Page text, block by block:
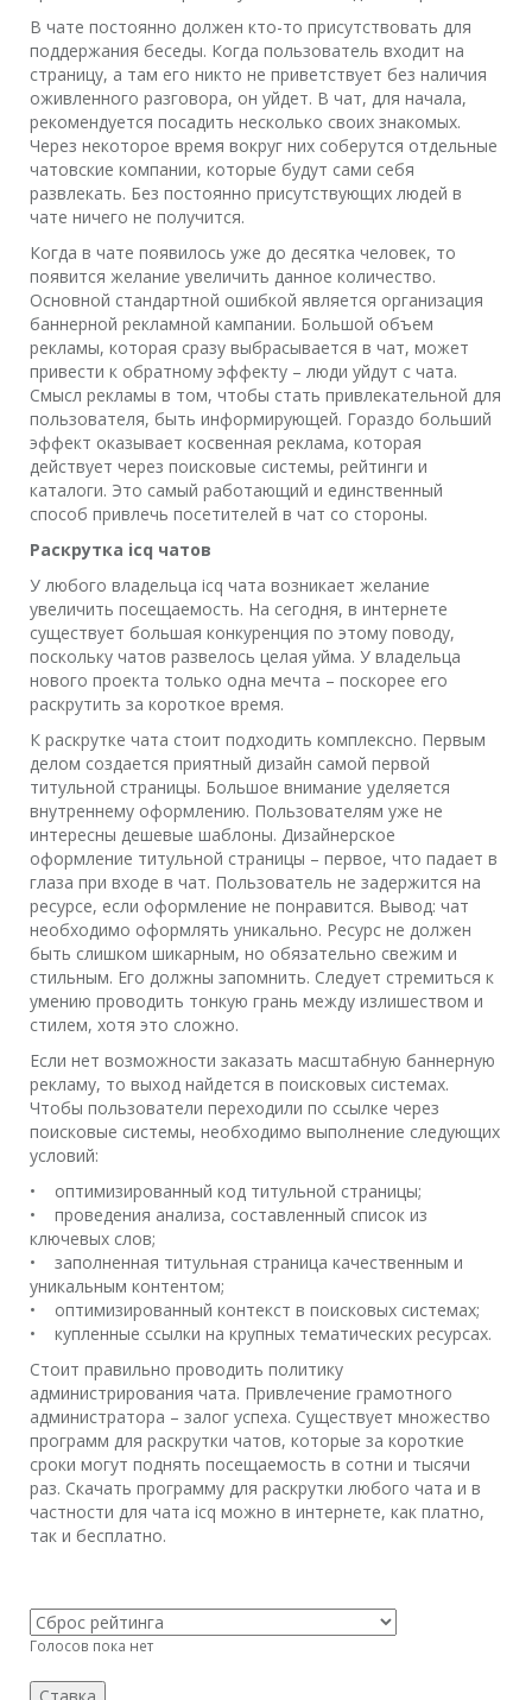
В чате постоянно должен кто-то присутствовать для
поддержания беседы. Когда пользователь входит на
страницу, а там его никто не приветствует без наличия
оживленного разговора, он уйдет. В чат, для начала,
рекомендуется посадить несколько своих знакомых.
Через некоторое время вокруг них соберутся отдельные
чатовские компании, которые будут сами себя
развлекать. Без постоянно присутствующих людей в
чате ничего не получится.
Когда в чате появилось уже до десятка человек, то
появится желание увеличить данное количество.
Основной стандартной ошибкой является организация
баннерной рекламной кампании. Большой объем
рекламы, которая сразу выбрасывается в чат, может
привести к обратному эффекту – люди уйдут с чата.
Смысл рекламы в том, чтобы стать привлекательной для
пользователя, быть информирующей. Гораздо больший
эффект оказывает косвенная реклама, которая
действует через поисковые системы, рейтинги и
каталоги. Это самый работающий и единственный
способ привлечь посетителей в чат со стороны.
Раскрутка icq чатов
У любого владельца icq чата возникает желание
увеличить посещаемость. На сегодня, в интернете
существует большая конкуренция по этому поводу,
поскольку чатов развелось целая уйма. У владельца
нового проекта только одна мечта – поскорее его
раскрутить за короткое время.
К раскрутке чата стоит подходить комплексно. Первым
делом создается приятный дизайн самой первой
титульной страницы. Большое внимание уделяется
внутреннему оформлению. Пользователям уже не
интересны дешевые шаблоны. Дизайнерское
оформление титульной страницы – первое, что падает в
глаза при входе в чат. Пользователь не задержится на
ресурсе, если оформление не понравится. Вывод: чат
необходимо оформлять уникально. Ресурс не должен
быть слишком шикарным, но обязательно свежим и
стильным. Его должны запомнить. Следует стремиться к
умению проводить тонкую грань между излишеством и
стилем, хотя это сложно.
Если нет возможности заказать масштабную баннерную
рекламу, то выход найдется в поисковых системах.
Чтобы пользователи переходили по ссылке через
поисковые системы, необходимо выполнение следующих
условий:
• оптимизированный код титульной страницы;
• проведения анализа, составленный список из
ключевых слов;
• заполненная титульная страница качественным и
уникальным контентом;
• оптимизированный контекст в поисковых системах;
• купленные ссылки на крупных тематических ресурсах.
Стоит правильно проводить политику
администрирования чата. Привлечение грамотного
администратора – залог успеха. Существует множество
программ для раскрутки чатов, которые за короткие
сроки могут поднять посещаемость в сотни и тысячи
раз. Скачать программу для раскрутки любого чата и в
частности для чата icq можно в интернете, как платно,
так и бесплатно.
Голосов пока нет